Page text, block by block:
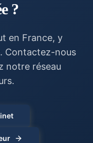
?
en France, y
Contactez-nous
notre réseau